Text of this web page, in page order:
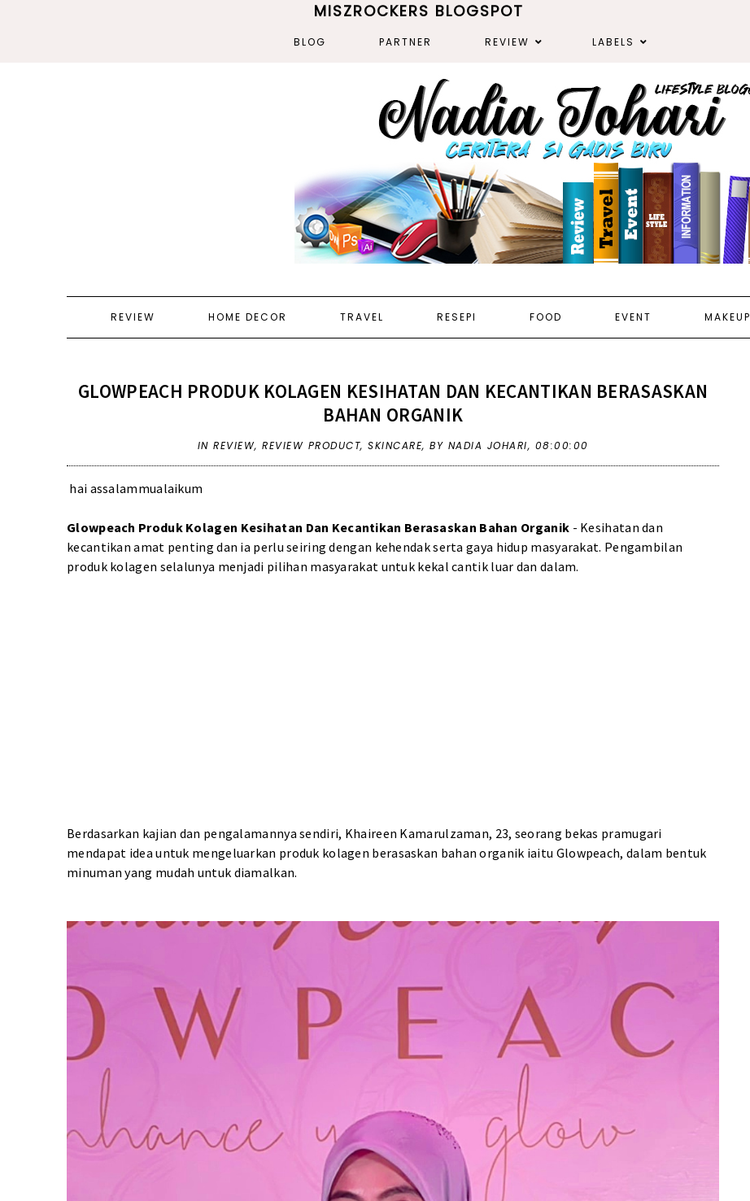
MISZROCKERS BLOGSPOT
BLOG PARTNER REVIEW LABELS
REVIEW HOME DECOR TRAVEL RESEPI FOOD EVENT MAKEUP
GLOWPEACH PRODUK KOLAGEN KESIHATAN DAN KECANTIKAN BERASASKAN
BAHAN ORGANIK
INREVIEW,REVIEW PRODUCT,SKINCARE,BY NADIA JOHARI, 08:00:00
hai assalammualaikum
Glowpeach Produk Kolagen Kesihatan Dan Kecantikan Berasaskan Bahan Organik - Kesihatan dan
kecantikan amat penting dan ia perlu seiring dengan kehendak serta gaya hidup masyarakat. Pengambilan
produk kolagen selalunya menjadi pilihan masyarakat untuk kekal cantik luar dan dalam.
Berdasarkan kajian dan pengalamannya sendiri, Khaireen Kamarulzaman, 23, seorang bekas pramugari
mendapat idea untuk mengeluarkan produk kolagen berasaskan bahan organik iaitu Glowpeach, dalam bentuk
minuman yang mudah untuk diamalkan.